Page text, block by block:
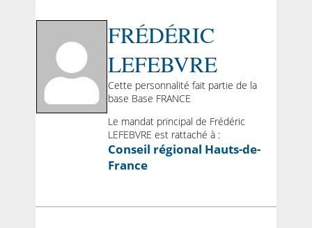
FRÉDÉRIC
LEFEBVRE
Cette personnalité fait partie de la
base Base FRANCE
Le mandat principal de Frédéric
LEFEBVRE est rattaché à :
Conseil régional Hauts-de-
France